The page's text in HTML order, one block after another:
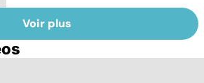
Voir plus